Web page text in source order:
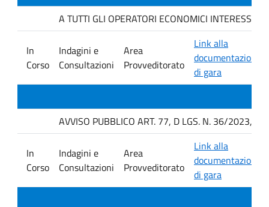
A TUTTI GLI OPERATORI ECONOMICI
In
Corso
Indagini e
Consultazioni
Area
Provveditorato
Link alla
documentazione
di gara
AVVISO PUBBLICO ART. 77, D LGS. N. 36/2023,
In
Corso
Indagini e
Consultazioni
Area
Provveditorato
Link alla
documentazione
di gara